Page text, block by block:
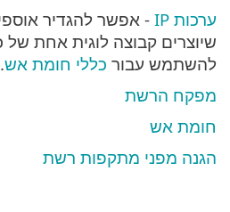
ערכות IP
להשתמש עבור כללי חומת אש.
מפקח הרשת
חומת אש
הגנה מפני מתקפות רשת